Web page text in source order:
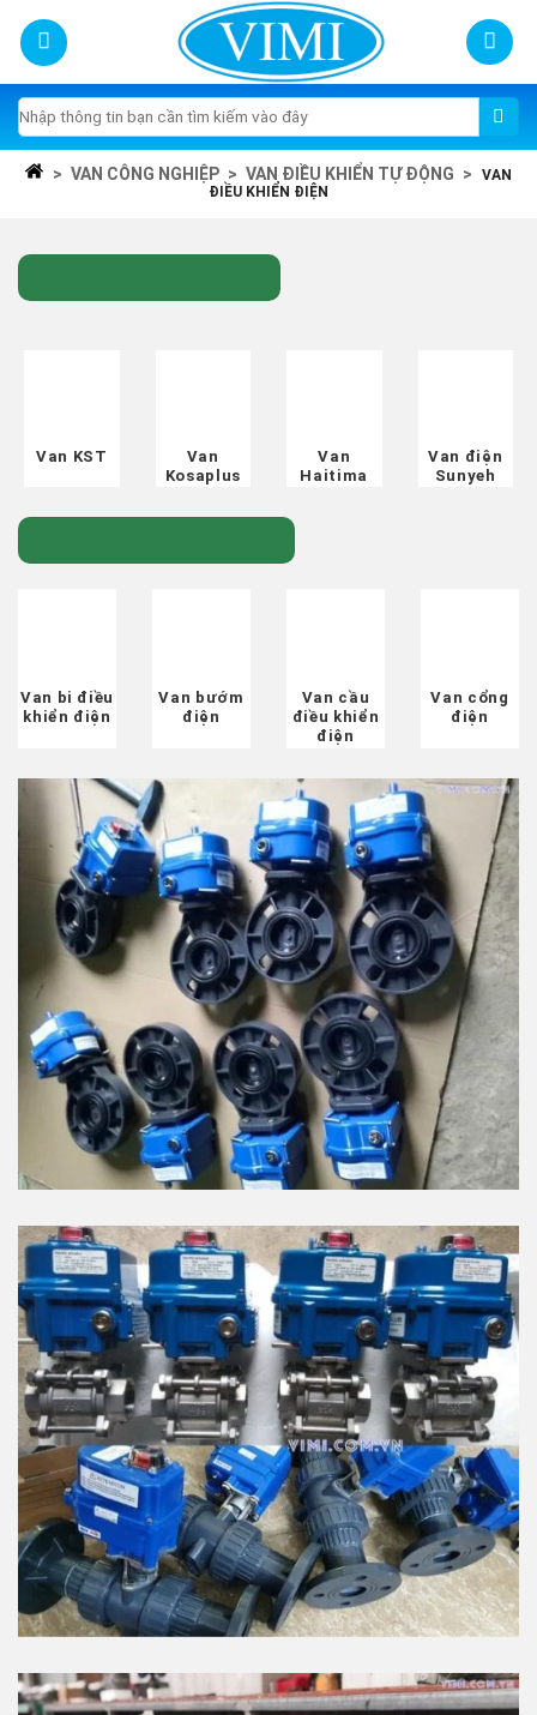
content
Tìm
kiếm:
> VAN CÔNG NGHIỆP > VAN ĐIỀU KHIỂN TỰ ĐỘNG >
VAN
ĐIỀU KHIỂN ĐIỆN
Van KST
Van
Kosaplus
Van
Haitima
Van điện
Sunyeh
Van bi điều
khiển điện
Van bướm
điện
Van cầu
điều khiển
điện
Van cổng
điện